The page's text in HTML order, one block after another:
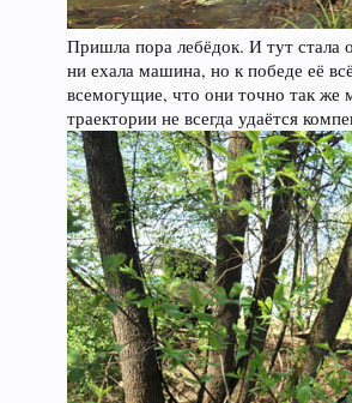
Пришла пора лебёдок. И тут стала
ни ехала машина, но к победе её
всемогущие, что они точно так же
траектории не всегда удаётся